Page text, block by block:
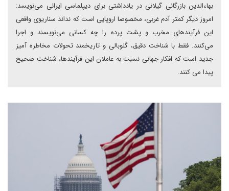
بهاءالدین بازرگانی گیلانی در یادداشتی برای دیپلماسی ایرانی می‌نویسد:
امروز دیگر کمتر آدم غربی، مخصوصا اروپایی است که نداند سناریوی واقعی
این فرآیندهای مخرب و پشت پرده را چه کسانی می‌نویسند و اجرا
می‌کنند. فقط با شناخت دقیق، گلوبالی و تاریخمند تحولات مخاطره آمیز
جدید است که افکار جهانی نسبت به عاملان این فرآیندها، شناخت صحیح
پیدا می کنند.